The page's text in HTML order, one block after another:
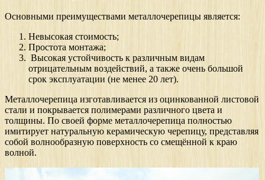
Основными преимуществами металлочерепицы является:
Невысокая стоимость;
Простота монтажа;
Высокая устойчивость к различным видам
отрицательным воздействий, а также очень большой
срок эксплуатации (не менее 20 лет).
Металлочерепица изготавливается из оцинкованной листовой
стали и покрывается полимерами различного цвета и
толщины. По своей форме металлочерепица полностью
имитирует натуральную керамическую черепицу, представляя
собой волнообразную поверхность со смещённой к краю
волной.